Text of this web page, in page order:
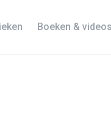
Boeken & videos